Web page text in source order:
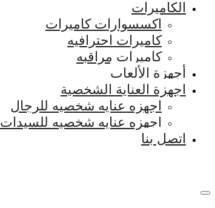
الكاميرات
اكسسوارات كاميرات
كاميرات احترافيه
كاميرات مراقبه
أجهزة الألعاب
اجهزة العناية الشخصية
اجهزه عنايه شخصيه للرجال
اجهزه عنايه شخصيه للسيدات
اتصل بنا